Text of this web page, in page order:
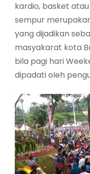
kardio, basket
sempur
yang dijadikan
masyakarat kota
bila pagi hari
dipadati oleh